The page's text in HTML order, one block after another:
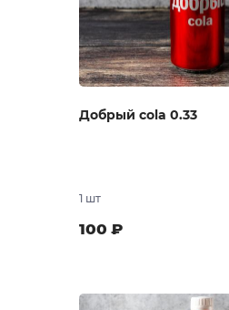
Добрый cola 0.33
1 шт
100 ₽